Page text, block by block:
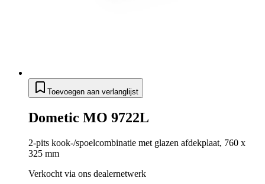
Toevoegen aan verlanglijst
Dometic MO 9722L
2-pits kook-/spoelcombinatie met glazen afdekplaat, 760 x
325 mm
Verkocht via ons dealernetwerk